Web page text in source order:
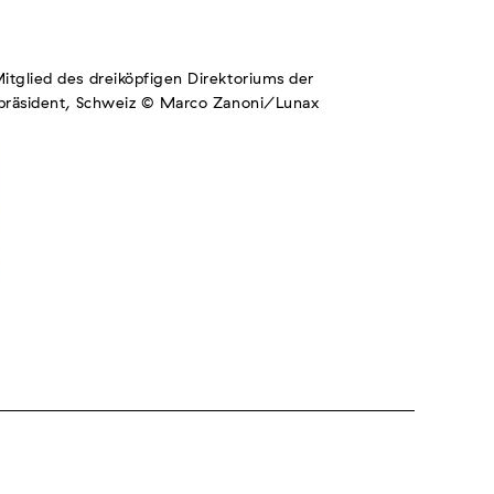
des dreiköpfigen Direktoriums der
Schweiz © Marco Zanoni/Lunax